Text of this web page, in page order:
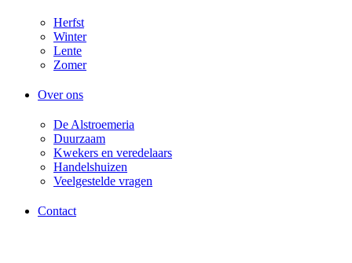
Herfst
Winter
Lente
Zomer
Over ons
De Alstroemeria
Duurzaam
Kwekers en veredelaars
Handelshuizen
Veelgestelde vragen
Contact